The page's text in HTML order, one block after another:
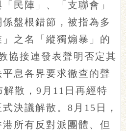
民陣」、「支聯會」
盤根錯節，被指為多
之名「縱獨煽暴」的
協接連發表聲明否定其
息各界要求徹查的聲
散，9月11日再經特
決議解散。8月15日，
所有反對派團體、但